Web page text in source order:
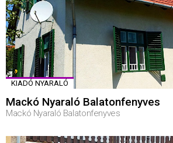
KIADÓ NYARALÓ
Mackó Nyaraló Balatonfenyves
Mackó Nyaraló Balatonfenyves